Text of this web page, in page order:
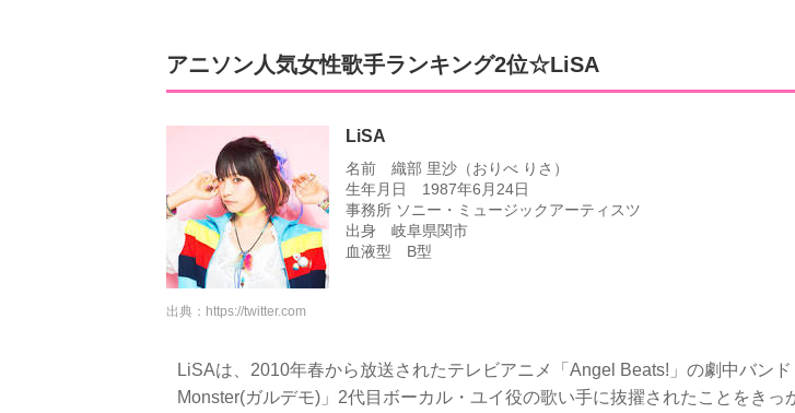
アニソン人気女性歌手ランキング2位☆LiSA
LiSA
名前 織部 里沙（おりべ りさ）
生年月日 1987年6月24日
事務所 ソニー・ミュージックアーティスツ
出身 岐阜県関市
血液型 B型
出典： https://twitter.com
LiSAは、2010年春から放送されたテレビアニメ「Angel Beats!」の劇中バン
Monster(ガルデモ)」2代目ボーカル・ユイ役の歌い手に抜擢されたことをきっ